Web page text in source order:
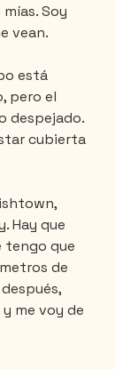
Soy
vean.
está
pero el
despejado.
cubierta
Hay que
tengo que
de
me voy de